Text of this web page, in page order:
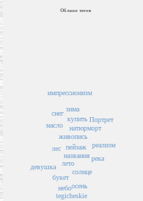
Облако тегов
пейзаж
названия
живопись
лето
натюрморт
купить
солнце
лес
зима
осень
букет
масло
река
снег
tegicheskie
реализм
небо
импрессионизм
Портрет
девушка